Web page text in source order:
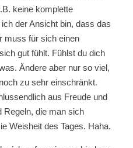
keine komplette
der Ansicht bin, dass das
muss für sich einen
gut fühlt. Fühlst du dich
Ändere aber nur so viel,
zu sehr einschränkt.
aus Freude und
Regeln, die man sich
Weisheit des Tages. Haha.